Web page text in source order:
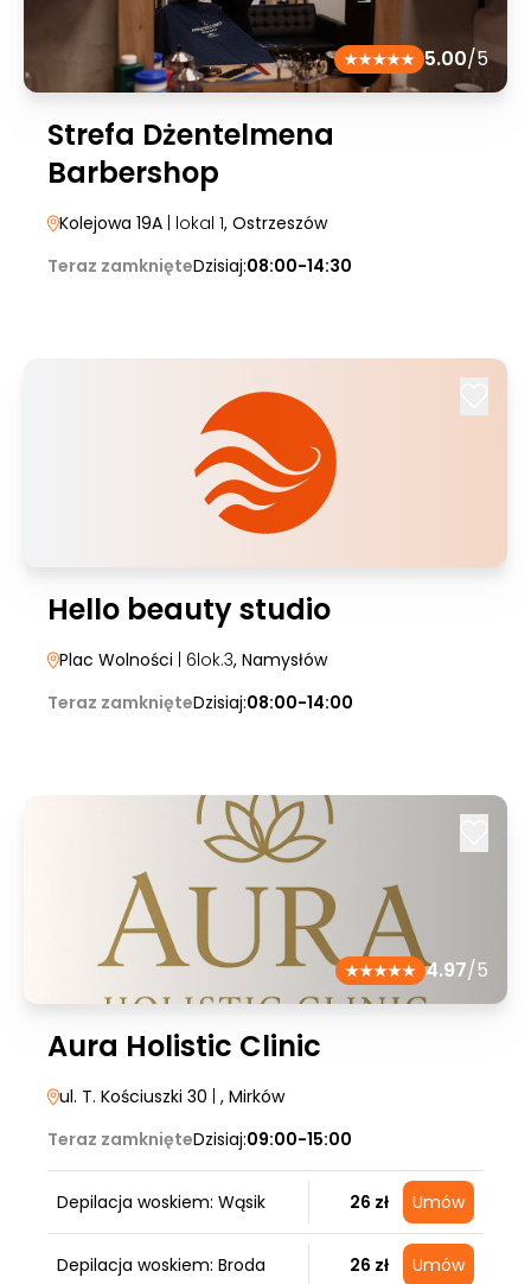
5.00/5
Strefa Dżentelmena
Barbershop
Kolejowa 19A | lokal 1, Ostrzeszów
Teraz zamknięteDzisiaj:08:00-14:30
Hello beauty studio
Plac Wolności | 6lok.3, Namysłów
Teraz zamknięteDzisiaj:08:00-14:00
4.97/5
Aura Holistic Clinic
ul. T. Kościuszki 30 , Mirków
Teraz zamknięteDzisiaj:09:00-15:00
Depilacja woskiem: Wąsik 26 zł Umów
Depilacja woskiem: Broda 26 zł Umów